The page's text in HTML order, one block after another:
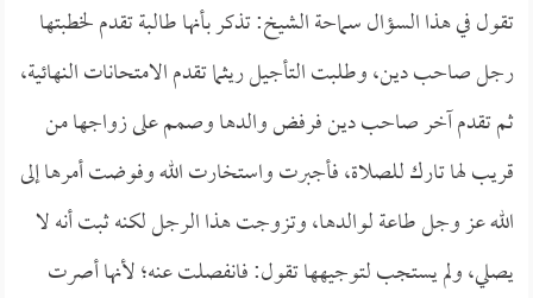
تقول في هذا السؤال سماحة الشيخ: تذكر بأنها طالبة تقدم لخطبتها
رجل صاحب دين، وطلبت التأجيل ريثما تقدم الامتحانات النهائية،
ثم تقدم آخر صاحب دين فرفض والدها وصمم على زواجها من
قريب لها تارك للصلاة، فأجبرت واستخارت الله وفوضت أمرها إلى
الله عز وجل طاعة لوالدها، وتزوجت هذا الرجل لكنه ثبت أنه لا
يصلي، ولم يستجب لتوجيهها تقول: فانفصلت عنه؛ لأنها أصرت